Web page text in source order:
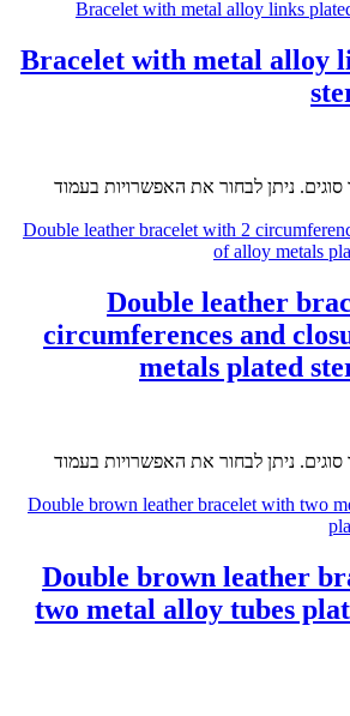
Bracelet with metal alloy
ניתן לבחור את האפשרויות בעמוד
Double leather
circumferences and
metals plated
ניתן לבחור את האפשרויות בעמוד
Double brown leather
two metal alloy tubes